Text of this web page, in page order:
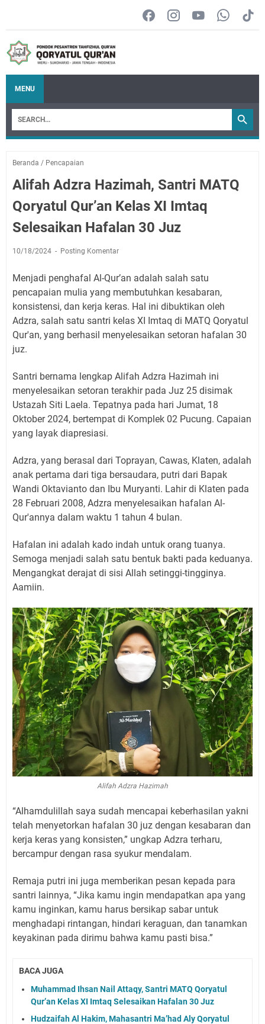
MENU
Beranda / Pencapaian
Alifah Adzra Hazimah, Santri MATQ
Qoryatul Qur’an Kelas XI Imtaq
Selesaikan Hafalan 30 Juz
10/18/2024 Posting Komentar
Menjadi penghafal Al-Qur’an adalah salah satu
pencapaian mulia yang membutuhkan kesabaran,
konsistensi, dan kerja keras. Hal ini dibuktikan oleh
Adzra, salah satu santri kelas XI Imtaq di MATQ Qoryatul
Qur'an, yang berhasil menyelesaikan setoran hafalan 30
juz.
Santri bernama lengkap Alifah Adzra Hazimah ini
menyelesaikan setoran terakhir pada Juz 25 disimak
Ustazah Siti Laela. Tepatnya pada hari Jumat, 18
Oktober 2024, bertempat di Komplek 02 Pucung. Capaian
yang layak diapresiasi.
Adzra, yang berasal dari Toprayan, Cawas, Klaten, adalah
anak pertama dari tiga bersaudara, putri dari Bapak
Wandi Oktavianto dan Ibu Muryanti. Lahir di Klaten pada
28 Februari 2008, Adzra menyelesaikan hafalan Al-
Qur'annya dalam waktu 1 tahun 4 bulan.
Hafalan ini adalah kado indah untuk orang tuanya.
Semoga menjadi salah satu bentuk bakti pada keduanya.
Mengangkat derajat di sisi Allah setinggi-tingginya.
Aamiin.
Alifah Adzra Hazimah
“Alhamdulillah saya sudah mencapai keberhasilan yakni
telah menyetorkan hafalan 30 juz dengan kesabaran dan
kerja keras yang konsisten,” ungkap Adzra terharu,
bercampur dengan rasa syukur mendalam.
Remaja putri ini juga memberikan pesan kepada para
santri lainnya, “Jika kamu ingin mendapatkan apa yang
kamu inginkan, kamu harus bersikap sabar untuk
menghadapi rintangan, hindari keraguan, dan tanamkan
keyakinan pada dirimu bahwa kamu pasti bisa.”
BACA JUGA
Muhammad Ihsan Nail Attaqy, Santri MATQ Qoryatul
Qur’an Kelas XI Imtaq Selesaikan Hafalan 30 Juz
Hudzaifah Al Hakim, Mahasantri Ma’had Aly Qoryatul